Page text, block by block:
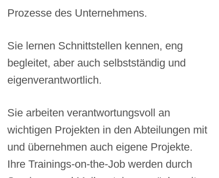
Prozesse des Unternehmens.
Sie lernen Schnittstellen kennen, eng
begleitet, aber auch selbstständig und
eigenverantwortlich.
Sie arbeiten verantwortungsvoll an
wichtigen Projekten in den Abteilungen mit
und übernehmen auch eigene Projekte.
Ihre Trainings-on-the-Job werden durch